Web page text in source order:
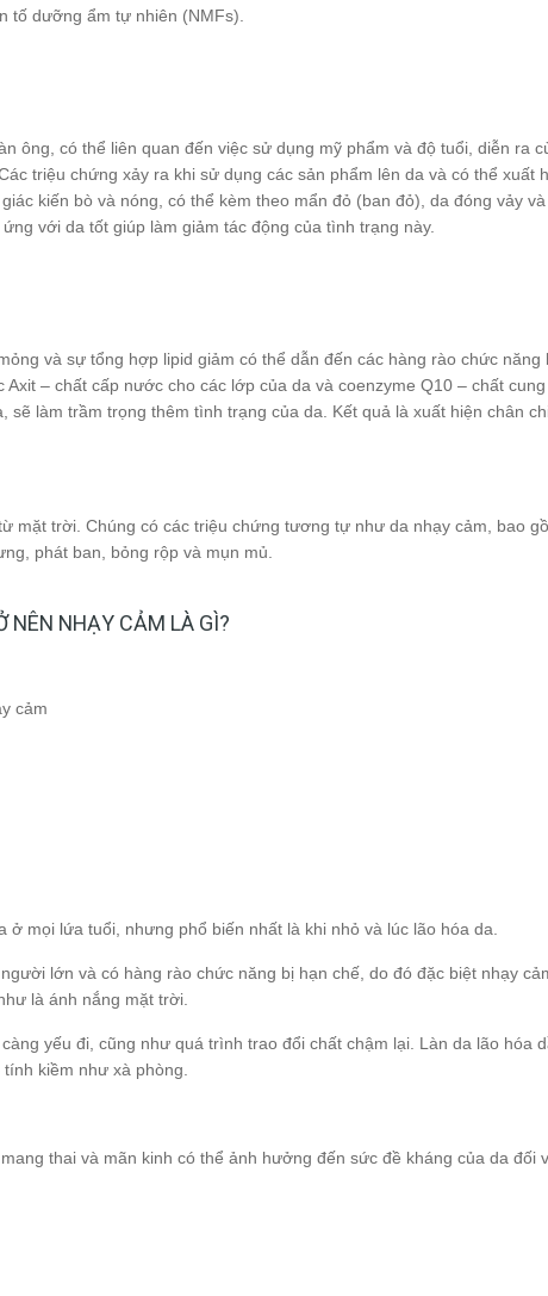
tố dưỡng ẩm tự nhiên (NMFs).
ông, có thể liên quan đến việc sử dụng mỹ phẩm và độ tuổi, diễn ra
triệu chứng xảy ra khi sử dụng các sản phẩm lên da và có thể xuất
kiến bò và nóng, có thể kèm theo mẩn đỏ (ban đỏ), da đóng vảy
với da tốt giúp làm giảm tác động của tình trạng này.
và sự tổng hợp lipid giảm có thể dẫn đến các hàng rào chức năng
– chất cấp nước cho các lớp của da và coenzyme Q10 – chất
làm trầm trọng thêm tình trạng của da. Kết quả là xuất hiện chân
mặt trời. Chúng có các triệu chứng tương tự như da nhạy cảm, bao
phát ban, bỏng rộp và mụn mủ.
NÊN NHẠY CẢM LÀ GÌ?
cảm
mọi lứa tuổi, nhưng phổ biến nhất là khi nhỏ và lúc lão hóa da.
lớn và có hàng rào chức năng bị hạn chế, do đó đặc biệt nhạy
là ánh nắng mặt trời.
yếu đi, cũng như quá trình trao đổi chất chậm lại. Làn da lão hóa
kiềm như xà phòng.
thai và mãn kinh có thể ảnh hưởng đến sức đề kháng của da đối